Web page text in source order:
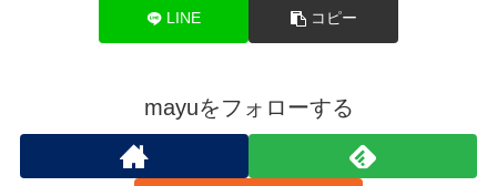
LINE コピー
mayuをフォローする